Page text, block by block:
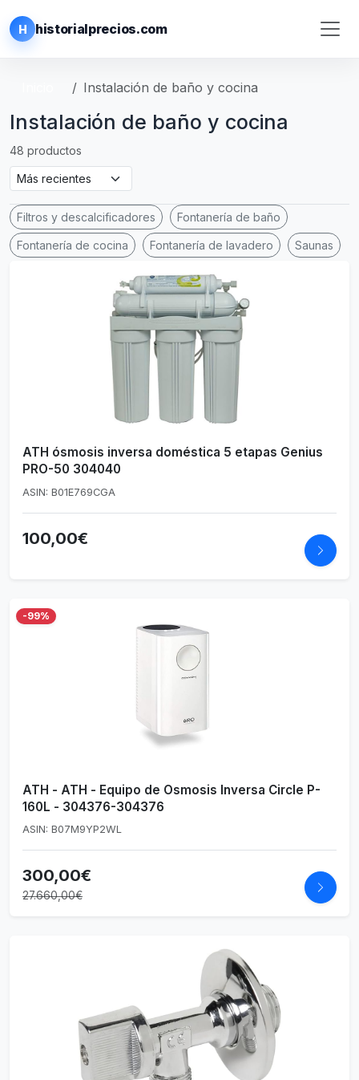
H historialprecios.com
Instalación de baño y cocina
Instalación de baño y cocina
48 productos
Filtros y descalcificadores Fontanería de baño
Fontanería de cocina Fontanería de lavadero Saunas
ATH ósmosis inversa doméstica 5 etapas Genius
PRO-50 304040
ASIN: B01E769CGA
100,00€
-99%
ATH - ATH - Equipo de Osmosis Inversa Circle P-
160L - 304376-304376
ASIN: B07M9YP2WL
300,00€
27.660,00€